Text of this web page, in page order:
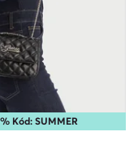
Kód: SUMMER